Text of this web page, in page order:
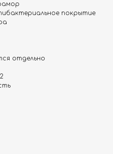
покрытие
отдельно
оплата